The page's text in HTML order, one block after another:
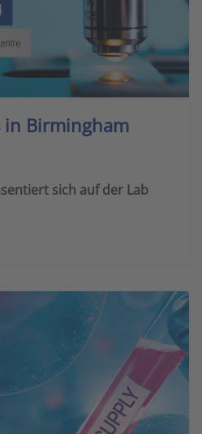
in Birmingham
sich auf der Lab